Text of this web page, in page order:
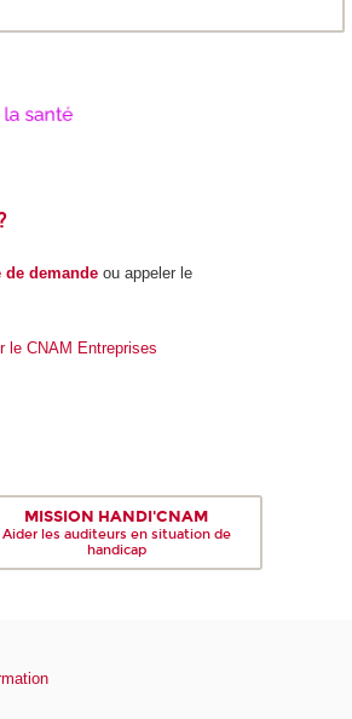
demandeou appeler le
le CNAM Entreprises
MISSION HANDI'CNAM
Aider les auditeurs en situation de
handicap